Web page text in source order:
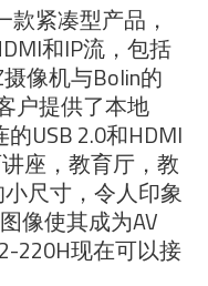
紧凑型产品，
和IP流，包括
像机与Bolin的
户提供了本地
USB 2.0和HDMI
座，教育厅，教
尺寸，令人印象
像使其成为AV
220H现在可以接